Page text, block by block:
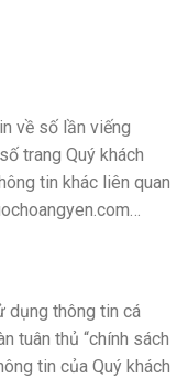
về số lần viếng
trang Quý khách
tin khác liên quan
dụng thông tin cá
tuân thủ “chính sách
tin của Quý khách